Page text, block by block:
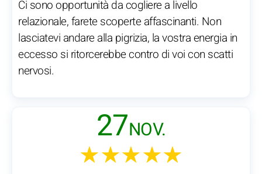
Ci sono opportunità da cogliere a livello
relazionale, farete scoperte affascinanti. Non
lasciatevi andare alla pigrizia, la vostra energia in
eccesso si ritorcerebbe contro di voi con scatti
nervosi.
27NOV.
★★★★★